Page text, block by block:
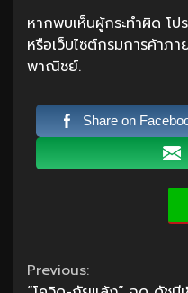
หากพบเห็นผู้กระทำผิด โ
หรือเว็บไซต์กรมการค้าภา
พาณิชย์.
Share on
Continue
Previous: